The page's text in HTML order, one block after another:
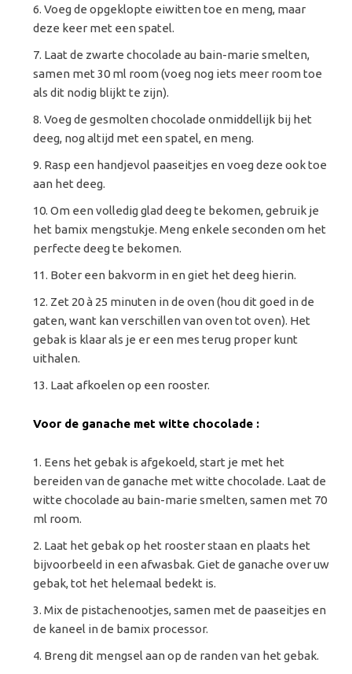
Voeg de opgeklopte eiwitten toe en meng, maar
deze keer met een spatel.
Laat de zwarte chocolade au bain-marie smelten,
samen met 30 ml room (voeg nog iets meer room toe
als dit nodig blijkt te zijn).
Voeg de gesmolten chocolade onmiddellijk bij het
deeg, nog altijd met een spatel, en meng.
Rasp een handjevol paaseitjes en voeg deze ook toe
aan het deeg.
Om een volledig glad deeg te bekomen, gebruik je
het bamix mengstukje. Meng enkele seconden om het
perfecte deeg te bekomen.
Boter een bakvorm in en giet het deeg hierin.
Zet 20 à 25 minuten in de oven (hou dit goed in de
gaten, want kan verschillen van oven tot oven). Het
gebak is klaar als je er een mes terug proper kunt
uithalen.
Laat afkoelen op een rooster.
Voor de ganache met witte chocolade :
Eens het gebak is afgekoeld, start je met het
bereiden van de ganache met witte chocolade. Laat de
witte chocolade au bain-marie smelten, samen met 70
ml room.
Laat het gebak op het rooster staan en plaats het
bijvoorbeeld in een afwasbak. Giet de ganache over uw
gebak, tot het helemaal bedekt is.
Mix de pistachenootjes, samen met de paaseitjes en
de kaneel in de bamix processor.
Breng dit mengsel aan op de randen van het gebak.